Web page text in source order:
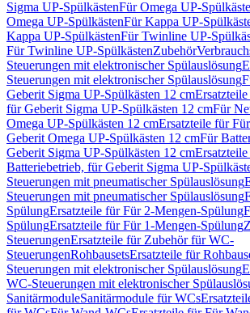
Sigma UP-SpülkästenFür Omega UP-
Omega UP-SpülkästenFür Kappa UP-
Kappa UP-SpülkästenFür Twinline UP-
Für Twinline UP-SpülkästenZubehör
Steuerungen mit elektronischer Spülauslösung
Steuerungen mit elektronischer Spülauslösung
Geberit Sigma UP-Spülkästen 12 cm
für Geberit Sigma UP-Spülkästen 12 cmFür
Omega UP-Spülkästen 12 cmErsatzteile für
Geberit Omega UP-Spülkästen 12 cmFür
Geberit Sigma UP-Spülkästen 12 cm
Batteriebetrieb, für Geberit Sigma UP-
Steuerungen mit pneumatischer Spülauslösung
Steuerungen mit pneumatischer Spülauslösung
SpülungErsatzteile für Für 2-Mengen-Spülung
SpülungErsatzteile für Für 1-Mengen-Spülung
SteuerungenErsatzteile für Zubehör für WC-
SteuerungenRohbausetsErsatzteile für
Steuerungen mit elektronischer Spülauslösung
WC-Steuerungen mit elektronischer
SanitärmoduleSanitärmodule für WCs